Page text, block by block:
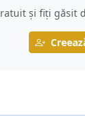
și fiți găsit